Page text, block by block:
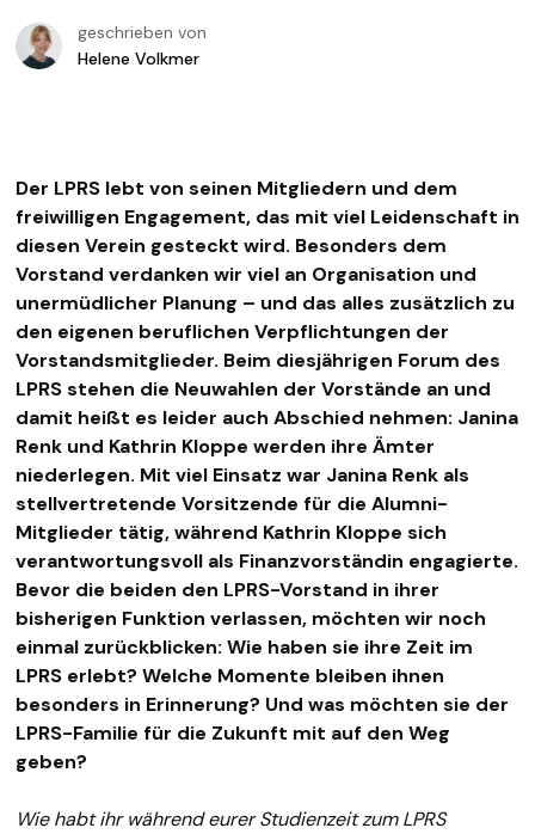
geschrieben von
Helene Volkmer
Der LPRS lebt von seinen Mitgliedern und dem
freiwilligen Engagement, das mit viel Leidenschaft in
diesen Verein gesteckt wird. Besonders dem
Vorstand verdanken wir viel an Organisation und
unermüdlicher Planung – und das alles zusätzlich zu
den eigenen beruflichen Verpflichtungen der
Vorstandsmitglieder. Beim diesjährigen Forum des
LPRS stehen die Neuwahlen der Vorstände an und
damit heißt es leider auch Abschied nehmen: Janina
Renk und Kathrin Kloppe werden ihre Ämter
niederlegen. Mit viel Einsatz war Janina Renk als
stellvertretende Vorsitzende für die Alumni-
Mitglieder tätig, während Kathrin Kloppe sich
verantwortungsvoll als Finanzvorständin engagierte.
Bevor die beiden den LPRS-Vorstand in ihrer
bisherigen Funktion verlassen, möchten wir noch
einmal zurückblicken: Wie haben sie ihre Zeit im
LPRS erlebt? Welche Momente bleiben ihnen
besonders in Erinnerung? Und was möchten sie der
LPRS-Familie für die Zukunft mit auf den Weg
geben?
Wie habt ihr während eurer Studienzeit zum LPRS